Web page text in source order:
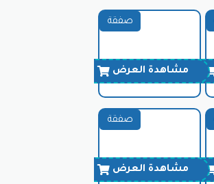
صفقة
مشاهدة العرض
صفقة
مشاهدة العرض